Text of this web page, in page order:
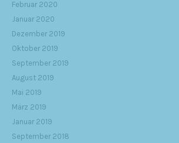
Februar 2020
Januar 2020
Dezember 2019
Oktober 2019
September 2019
August 2019
Mai 2019
März 2019
Januar 2019
September 2018